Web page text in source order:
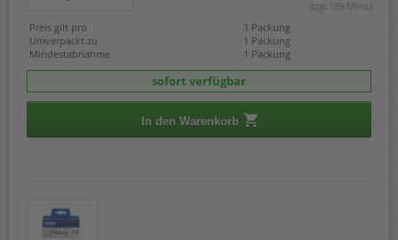
(zzgl. 19% Mwst.)
Preis gilt pro
1 Packung
Umverpackt zu
1 Packung
Mindestabnahme
1 Packung
sofort verfügbar
In den Warenkorb